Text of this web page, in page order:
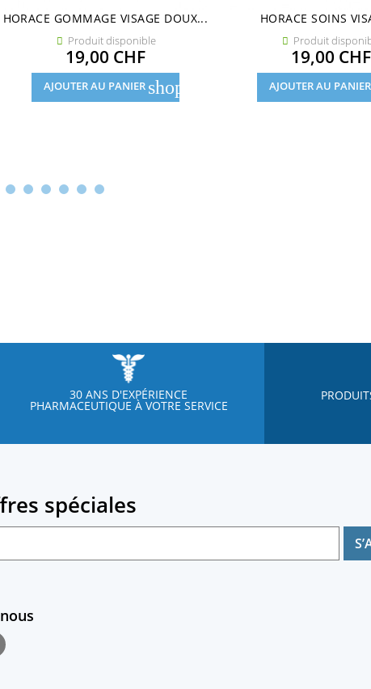
HORACE GOMMAGE VISAGE DOUX...
 Produit disponible
Prix
19,00 CHF
AJOUTER AU PANIER shopping_cart
HORACE SOINS
 Produit
Prix
19,00 CHF
AJOUTER AU PANIER
30 ANS D'EXPÉRIENCE
PHARMACEUTIQUE À VOTRE SERVICE
spéciales